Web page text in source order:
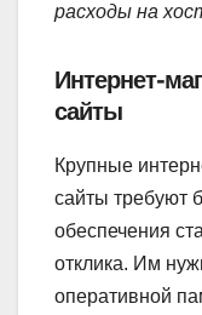
расходы на
Интернет-
сайты
Крупные
сайты требуют
обеспечения
отклика. Им
оперативной